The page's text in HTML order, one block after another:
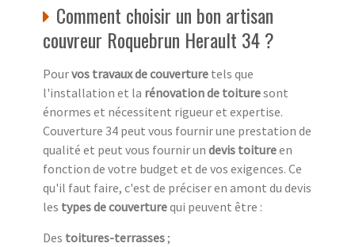
Comment choisir un bon artisan
couvreur Roquebrun Herault 34 ?
Pourvos travaux de couverture tels que
l'installation et la rénovation de toituresont
énormes et nécessitent rigueur et expertise.
Couverture 34 peut vous fournir une prestation de
qualité et peut vous fournir un devis toitureen
fonction de votre budget et de vos exigences. Ce
qu'il faut faire, c'est de préciser en amont du devis
les types de couverturequi peuvent être :
Des toitures-terrasses;